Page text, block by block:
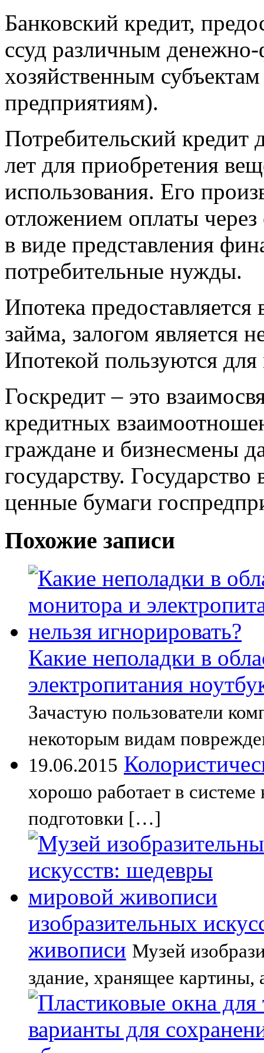
Банковский кредит,
ссуд различным
хозяйственным
предприятиям).
Потребительский
лет для приобретения
использования. Его
отложением оплаты
в виде представления
потребительные нужды.
Ипотека
займа, залогом является
Ипотекой пользуются
Госкредит – это
кредитных
граждане и бизнесмены
государству. Государство
ценные бумаги
Похожие записи
Какие неполадки в
электропитания
Зачастую пользователи
некоторым видам
19.06.2015
хорошо работает в
подготовки […]
изобразительных
живописи Музей
здание, хранящее